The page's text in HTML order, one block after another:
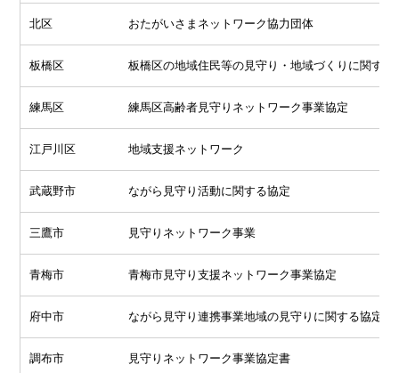
北区 おたがいさまネットワーク協力団体
板橋区 板橋区の地域住民等の見守り・地域づくりに関する
練馬区 練馬区高齢者見守りネットワーク事業協定
江戸川区 地域支援ネットワーク
武蔵野市 ながら見守り活動に関する協定
三鷹市 見守りネットワーク事業
青梅市 青梅市見守り支援ネットワーク事業協定
府中市 ながら見守り連携事業地域の見守りに関する協定
調布市 見守りネットワーク事業協定書